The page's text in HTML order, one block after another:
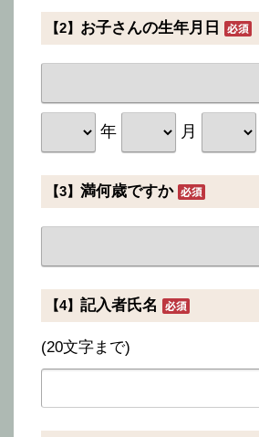
【2】 お子さんの生年月日
年 月
【3】 満何歳ですか
【4】 記入者氏名
(20文字まで)